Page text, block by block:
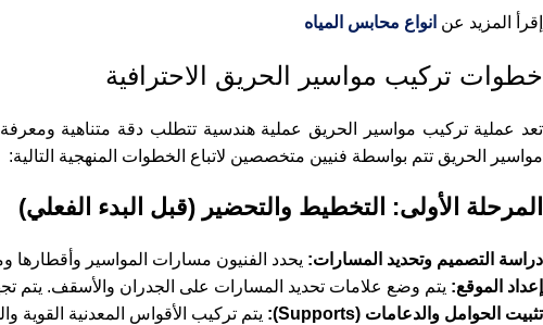
إقرأ المزيد عن انواع محابس المياه
خطوات تركيب مواسير الحريق الاحترافية
تعد عملية تركيب مواسير الحريق عملية هندسية تتطلب دقة متناهية
مواسير الحريق تتم بواسطة فنيين متخصصين لاتباع الخطوات المنهجية التالية:
المرحلة الأولى: التخطيط والتحضير (قبل البدء الفعلي)
دراسة التصميم وتحديد المسارات: يحدد الفنيون مسارات المواسير وأقطارها
إعداد الموقع: يتم وضع علامات تحديد المسارات على الجدران والأسقف. يتم
تثبيت الحوامل والدعامات (Supports):